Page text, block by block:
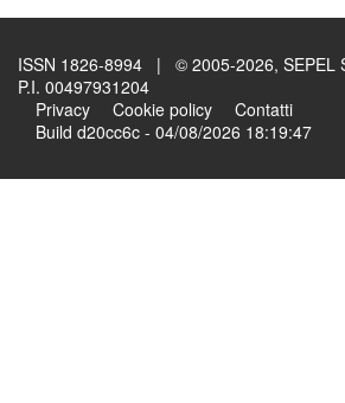
ISSN 1826-8994 | © 2005-2026, SEPEL
P.I. 00497931204
Privacy
Cookie policy
Contatti
Build d20cc6c - 04/08/2026 18:19:47